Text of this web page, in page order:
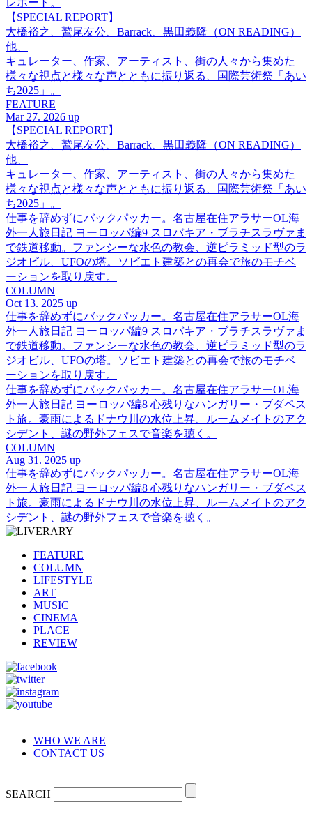
レポート。
【SPECIAL REPORT】
大橋裕之、鷲尾友公、Barrack、黒田義隆（ON READING）
他、
キュレーター、作家、アーティスト、街の人々から集めた
様々な視点と様々な声とともに振り返る、国際芸術祭「あい
ち2025」。
FEATURE
Mar 27. 2026 up
【SPECIAL REPORT】
大橋裕之、鷲尾友公、Barrack、黒田義隆（ON READING）
他、
キュレーター、作家、アーティスト、街の人々から集めた
様々な視点と様々な声とともに振り返る、国際芸術祭「あい
ち2025」。
仕事を辞めずにバックパッカー。名古屋在住アラサーOL海
外一人旅日記 ヨーロッパ編9 スロバキア・ブラチスラヴァま
で鉄道移動。ファンシーな水色の教会、逆ピラミッド型のラ
ジオビル、UFOの塔。ソビエト建築との再会で旅のモチベ
ーションを取り戻す。
COLUMN
Oct 13. 2025 up
仕事を辞めずにバックパッカー。名古屋在住アラサーOL海
外一人旅日記 ヨーロッパ編9 スロバキア・ブラチスラヴァま
で鉄道移動。ファンシーな水色の教会、逆ピラミッド型のラ
ジオビル、UFOの塔。ソビエト建築との再会で旅のモチベ
ーションを取り戻す。
仕事を辞めずにバックパッカー。名古屋在住アラサーOL海
外一人旅日記 ヨーロッパ編8 心残りなハンガリー・ブダペス
ト旅。豪雨によるドナウ川の水位上昇、ルームメイトのアク
シデント、謎の野外フェスで音楽を聴く。
COLUMN
Aug 31. 2025 up
仕事を辞めずにバックパッカー。名古屋在住アラサーOL海
外一人旅日記 ヨーロッパ編8 心残りなハンガリー・ブダペス
ト旅。豪雨によるドナウ川の水位上昇、ルームメイトのアク
シデント、謎の野外フェスで音楽を聴く。
FEATURE
COLUMN
LIFESTYLE
ART
MUSIC
CINEMA
PLACE
REVIEW
WHO WE ARE
CONTACT US
SEARCH